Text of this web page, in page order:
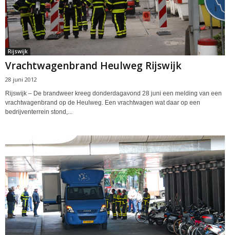
Rijswijk
Vrachtwagenbrand Heulweg Rijswijk
28 juni 2012
Rijswijk – De brandweer kreeg donderdagavond 28 juni een melding van een
vrachtwagenbrand op de Heulweg. Een vrachtwagen wat daar op een
bedrijventerrein stond,...